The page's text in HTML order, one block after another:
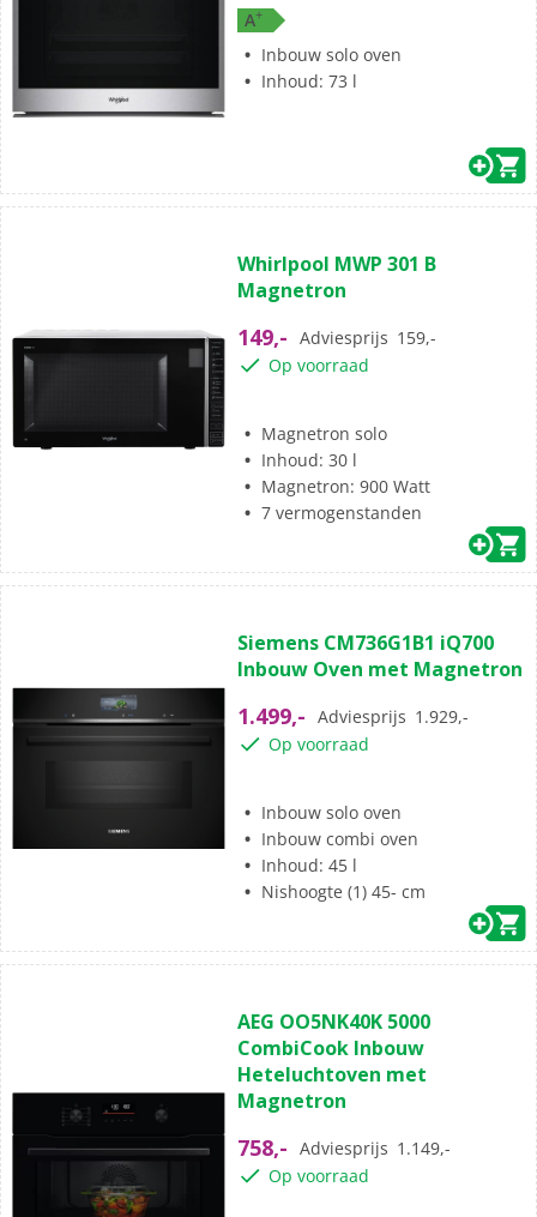
A+
Inbouw solo oven
Inhoud: 73 l
van
de
sterren.
Whirlpool MWP 301 B
Magnetron
149,- Adviesprijs 159,-
Op voorraad
Magnetron solo
Inhoud: 30 l
Magnetron: 900 Watt
7 vermogenstanden
van
de
sterren.
5
Siemens CM736G1B1 iQ700
Inbouw Oven met Magnetron
1.499,- Adviesprijs 1.929,-
Op voorraad
Inbouw solo oven
Inbouw combi oven
Inhoud: 45 l
Nishoogte (1) 45- cm
van
de
5
sterren.
AEG OO5NK40K 5000
CombiCook Inbouw
Heteluchtoven met
Magnetron
758,- Adviesprijs 1.149,-
Op voorraad